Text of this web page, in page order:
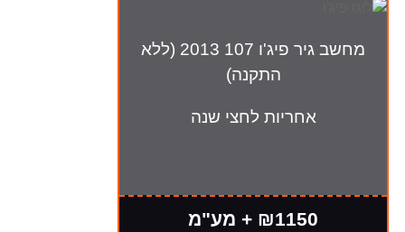
מחשב גיר פיג'ו 107 2013 (ללא
התקנה)
אחריות לחצי שנה
₪1150 + מע"מ